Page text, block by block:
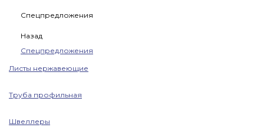
Спецпредложения
Назад
Спецпредложения
Листы нержавеющие
Труба профильная
Швеллеры